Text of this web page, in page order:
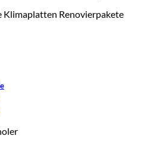
Klimaplatten Renovierpakete